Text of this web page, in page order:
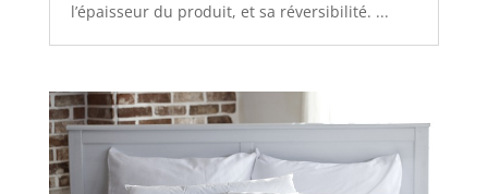
l’épaisseur du produit, et sa réversibilité. ...